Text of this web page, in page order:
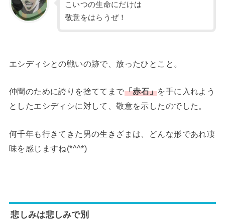
こいつの生命にだけは
敬意をはらうぜ！
エシディシとの戦いの跡で、放ったひとこと。
仲間のために誇りを捨ててまで「赤石」を手に入れよう
としたエシディシに対して、敬意を示したのでした。
何千年も行きてきた男の生きざまは、どんな形であれ凄
味を感じますね(*^^*)
悲しみは悲しみで別